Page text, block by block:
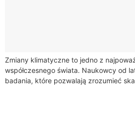
Zmiany klimatyczne to jedno z
współczesnego świata. Naukowcy od
badania, które pozwalają zrozumieć